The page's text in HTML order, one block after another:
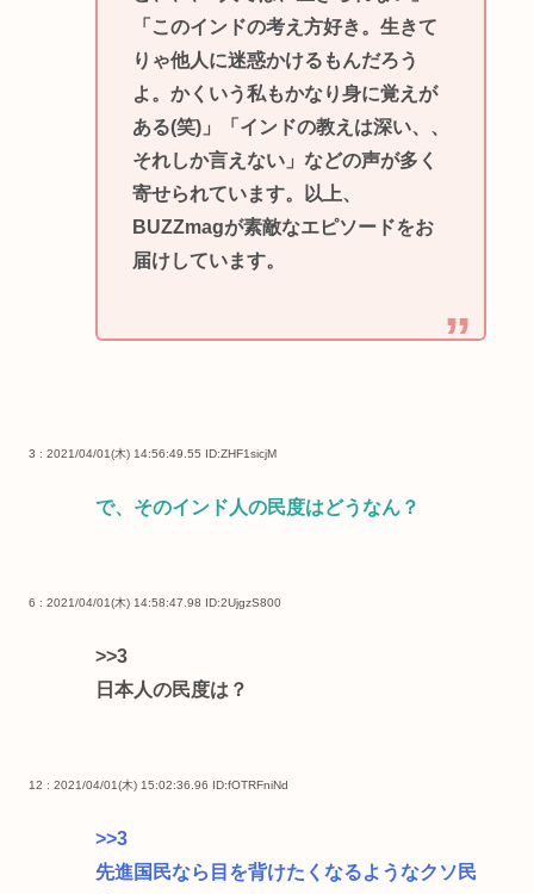
「このインドの考え方好き。生きて
りゃ他人に迷惑かけるもんだろう
よ。かくいう私もかなり身に覚えが
ある(笑)」「インドの教えは深い、、
それしか言えない」などの声が多く
寄せられています。以上、
BUZZmagが素敵なエピソードをお
届けしています。
3 : 2021/04/01(木) 14:56:49.55 ID:ZHF1sicjM
で、そのインド人の民度はどうなん？
6 : 2021/04/01(木) 14:58:47.98 ID:2UjgzS800
>>3
日本人の民度は？
12 : 2021/04/01(木) 15:02:36.96 ID:fOTRFniNd
>>3
先進国民なら目を背けたくなるようなクソ民